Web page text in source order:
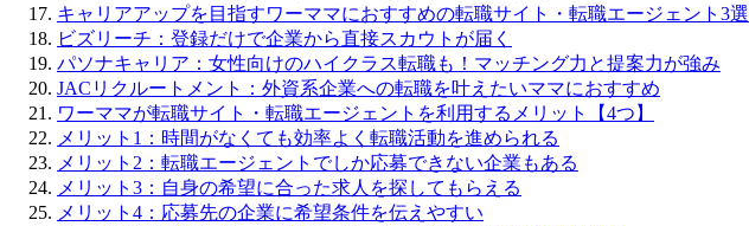
キャリアアップを目指すワーママにおすすめの転職サイト・転職エージェント3選
ビズリーチ：登録だけで企業から直接スカウトが届く
パソナキャリア：女性向けのハイクラス転職も！マッチング力と提案力が強み
JACリクルートメント：外資系企業への転職を叶えたいママにおすすめ
ワーママが転職サイト・転職エージェントを利用するメリット【4つ】
メリット1：時間がなくても効率よく転職活動を進められる
メリット2：転職エージェントでしか応募できない企業もある
メリット3：自身の希望に合った求人を探してもらえる
メリット4：応募先の企業に希望条件を伝えやすい